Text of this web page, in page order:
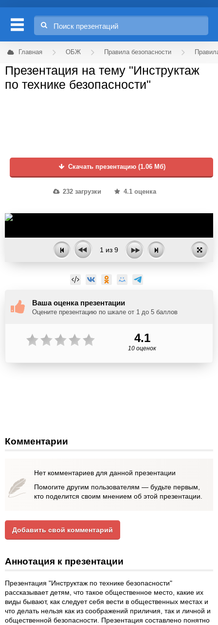
Главная ОБЖ Правила безопасности
Презентация на тему "Инструктаж
по технике безопасности"
Скачать презентацию (1.06 Мб)
232 загрузки 4.1 оценка
1 из 9
Ваша оценка презентации
Оцените презентацию по шкале от 1 до 5 баллов
4.1
10 оценок
Комментарии
Нет комментариев для данной презентации
Помогите другим пользователям — будьте первым,
кто поделится своим мнением об этой презентации.
Добавить свой комментарий
Аннотация к презентации
Презентация "Инструктаж по технике безопасности"
рассказывает детям, что такое общественное место, какие их
виды бывают, как следует себя вести в общественных местах и
что делать нельзя как из соображений приличия, так и личной и
общественной безопасности. Презентация составлено понятно